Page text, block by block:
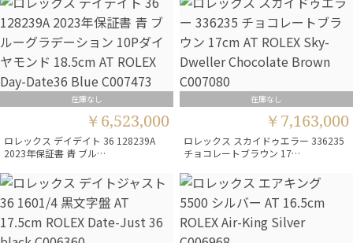
在庫なし
￥6,523,000
ロレックス デイデイト 36 128239A
2023年保証書 青 ブル…
在庫なし
￥7,163,000
ロレックス スカイドゥエラー 336235
チョコレートブラウン 17…